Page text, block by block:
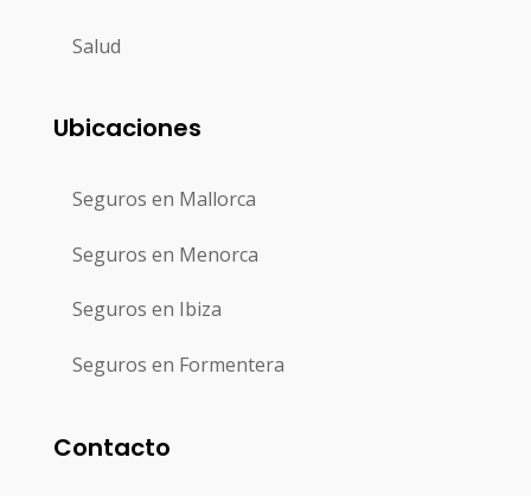
Salud
Ubicaciones
Seguros en Mallorca
Seguros en Menorca
Seguros en Ibiza
Seguros en Formentera
Contacto